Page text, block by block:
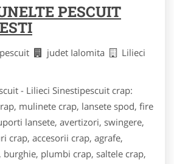
PESCUIT
judet Ialomita
Lilieci
- Lilieci Sinestipescuit crap:
mulinete crap, lansete spod, fire
lansete, avertizori, swingere,
crap, accesorii crap, agrafe,
plumbi crap, saltele crap,